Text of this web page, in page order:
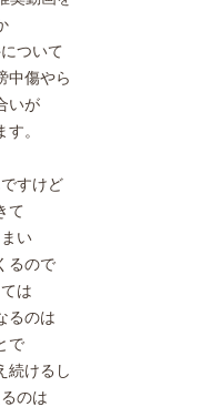
ついて
中傷やら
いが
。
すけど
て
い
るので
は
るのは
で
続けるし
のは